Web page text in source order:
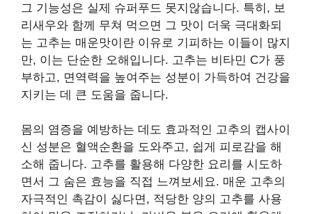
그 기능성은 실제 슈퍼푸드 못지않습니다. 특히, 보
리새우와 함께 무쳐 먹으면 그 맛이 더욱 극대화되
는 고추는 매운맛이란 이유로 기피하는 이들이 많지
만, 이는 단순한 오해입니다. 고추는 비타민 C가 풍
부하고, 면역력을 높여주는 성분이 가득하여 건강을
지키는 데 큰 도움을 줍니다.
몸의 염증을 예방하는 데도 효과적인 고추의 캡사이
신 성분은 혈액순환을 도와주고, 쉽게 피로감을 해
소해 줍니다. 고추를 활용해 다양한 요리를 시도하
면서 그 숨은 효능을 직접 느껴보세요. 매운 고추의
자극적인 촉감이 싫다면, 적당한 양의 고추를 사용